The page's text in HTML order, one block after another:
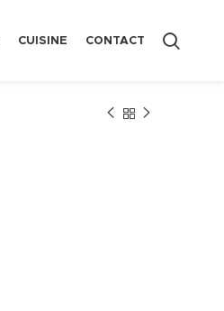
CUISINE CONTACT